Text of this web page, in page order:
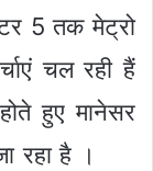
5 तक मेट्रो
चल रही हैं
हुए मानेसर
रहा है ।